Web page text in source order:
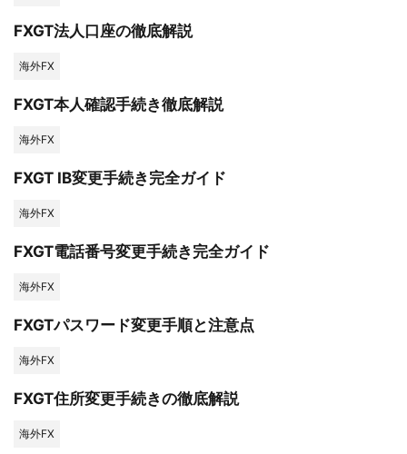
FXGT法人口座の徹底解説
海外FX
FXGT本人確認手続き徹底解説
海外FX
FXGT IB変更手続き完全ガイド
海外FX
FXGT電話番号変更手続き完全ガイド
海外FX
FXGTパスワード変更手順と注意点
海外FX
FXGT住所変更手続きの徹底解説
海外FX